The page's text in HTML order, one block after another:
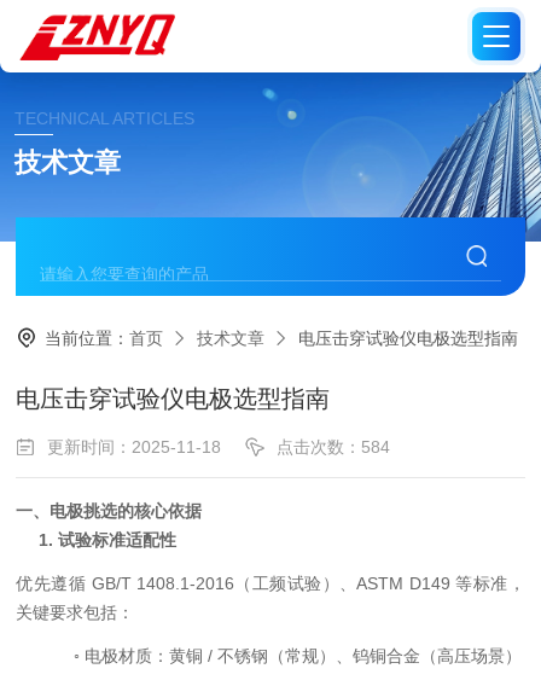
TECHNICAL ARTICLES
技术文章
当前位置：首页 技术文章 电压击穿试验仪电极选型指南
电压击穿试验仪电极选型指南
更新时间：2025-11-18 点击次数：584
一、电极挑选的核心依据
1.试验标准适配性
优先遵循 GB/T 1408.1-2016 （工频试验）、ASTM D149等标准，
关键要求包括：
◦ 电极材质：黄铜 /不锈钢（常规）、钨铜合金（高压场景）